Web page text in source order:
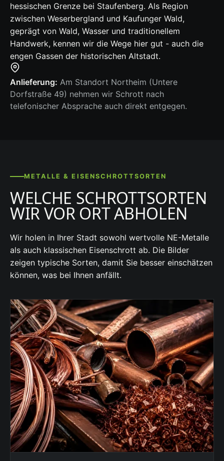
hessischen Grenze bei Staufenberg. Als Region
zwischen Weserbergland und Kaufunger Wald,
geprägt von Wald, Wasser und traditionellem
Handwerk, kennen wir die Wege hier gut - auch die
engen Gassen der historischen Altstadt.
Anlieferung: Am Standort Northeim (Untere
Dorfstraße 49) nehmen wir Schrott nach
telefonischer Absprache auch direkt entgegen.
METALLE & EISENSCHROTTSORTEN
WELCHE SCHROTTSORTEN
WIR VOR ORT ABHOLEN
Wir holen in Ihrer Stadt sowohl wertvolle NE-Metalle
als auch klassischen Eisenschrott ab. Die Bilder
zeigen typische Sorten, damit Sie besser einschätzen
können, was bei Ihnen anfällt.